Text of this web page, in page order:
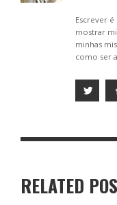
Escrever
mostrar
minhas
como ser
RELATED